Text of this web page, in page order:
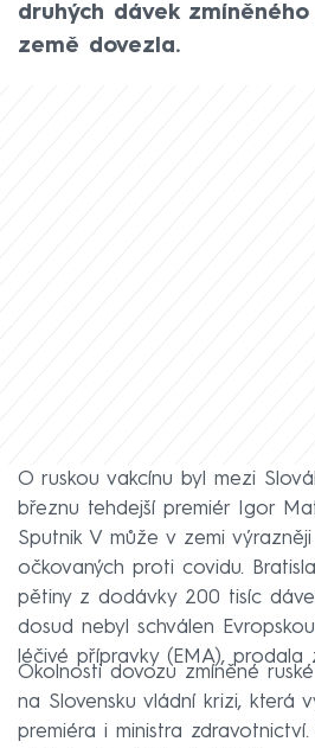
druhých dávek
země dovezla.
O ruskou vakcínu byl mezi
březnu tehdejší premiér Igor
Sputnik V může v zemi
očkovaných proti covidu.
pětiny z dodávky 200 tisíc
dosud nebyl schválen
léčivé přípravky (EMA), prodala
Okolnosti dovozu zmíněné
na Slovensku vládní krizi, která
premiéra i ministra zdravotnictví.